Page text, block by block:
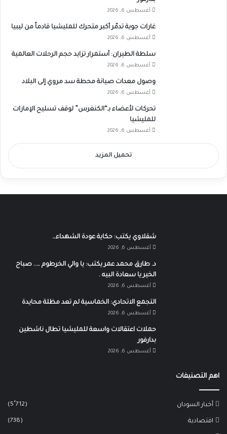
أغسطس 6, 2026
غارات جوية تدمّر أكبر متحرك للمليشيا قادماً من ليبيا
أغسطس 6, 2026
سلطة الطيران: أستمرار تزايد حجم الرحلات العالمية
أغسطس 6, 2026
وصول معدات صيانة محطة سد مروي إلى البلاد
أغسطس 6, 2026
تحركات لأعضاء بـ“الكنغرس” لوقف تسليح الإمارات
للمليشيا
أغسطس 6, 2026
تحميل المزيد
شقلاوي يكتب: حكاية عودة الشهداء…
أغسطس 6, 2026
د. طارق محمد عمر يكتب: يا والي الخرطوم ….. صباح
الخير يا سعادة البيه .
أغسطس 6, 2026
التجمع الاتحادي: الخماسية لم تعد مظلة محايدة
أغسطس 6, 2026
حملات اعتقالات واسعة للمليشيا تطال ناشطين
بدارفور
أغسطس 6, 2026
اهم التصنيفات
أخبار السودان (5٬712)
اقتصادية (738)